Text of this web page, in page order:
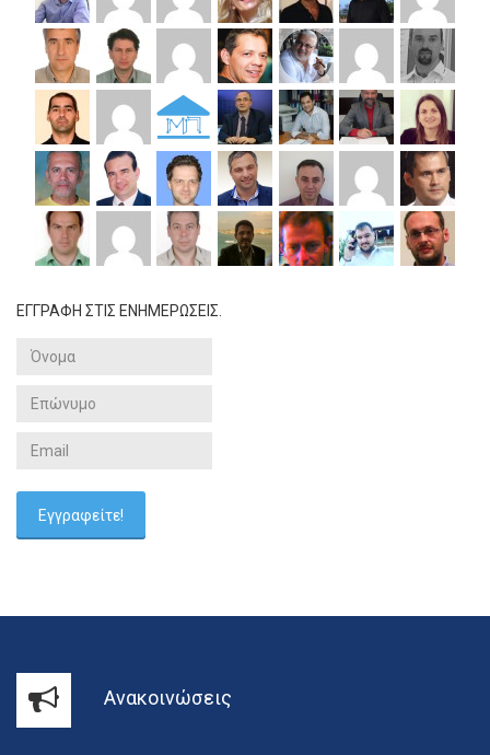
ΕΓΓΡΑΦΗ ΣΤΙΣ ΕΝΗΜΕΡΩΣΕΙΣ.
Ανακοινώσεις